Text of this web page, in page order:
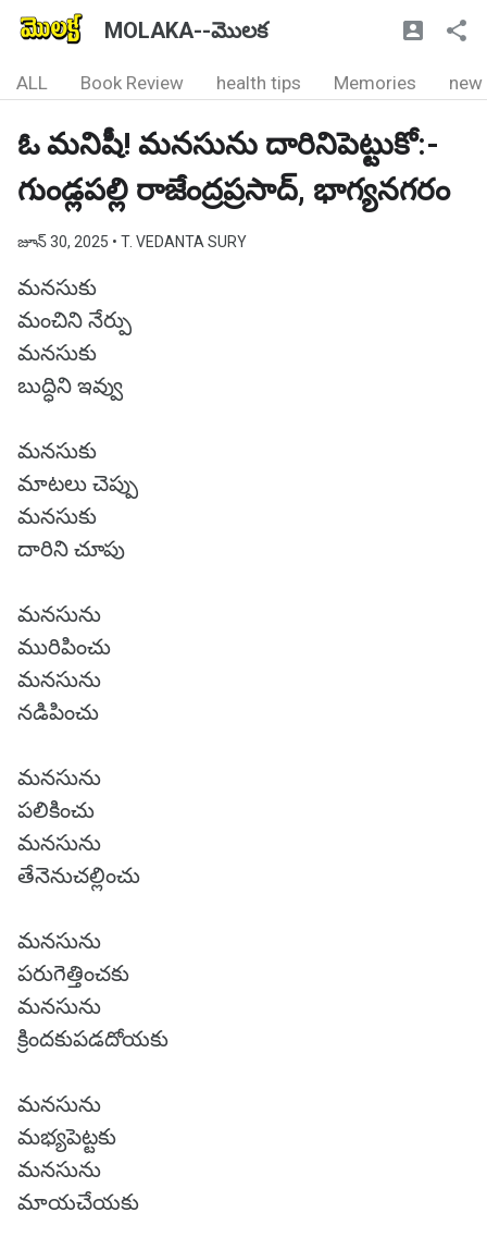
MOLAKA--మొలక
ALL Book Review health tips Memories new
ఓ మనిషీ! మనసును దారినిపెట్టుకో:-
గుండ్లపల్లి రాజేంద్రప్రసాద్, భాగ్యనగరం
జూన్ 30, 2025 • T. VEDANTA SURY
మనసుకు
మంచిని నేర్పు
మనసుకు
బుద్ధిని ఇవ్వు
మనసుకు
మాటలు చెప్పు
మనసుకు
దారిని చూపు
మనసును
మురిపించు
మనసును
నడిపించు
మనసును
పలికించు
మనసును
తేనెనుచల్లించు
మనసును
పరుగెత్తించకు
మనసును
క్రిందకుపడదోయకు
మనసును
మభ్యపెట్టకు
మనసును
మాయచేయకు